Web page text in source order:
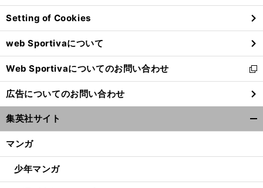
ン
ド
ウ
で
開
く
Setting of Cookies
web Sportivaについて
Web Sportivaについてのお問い合わせ
新
し
い
ウ
ィ
ン
ウ
開
広告についてのお問い合わせ
集英社サイト
マンガ
少年マンガ